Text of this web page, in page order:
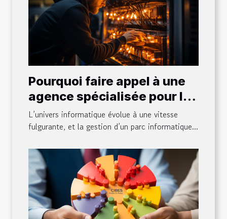
Pourquoi faire appel à une
agence spécialisée pour la
maintenance et la gestion
de votre parc informatique
L’univers informatique évolue à une vitesse
fulgurante, et la gestion d’un parc informatique...